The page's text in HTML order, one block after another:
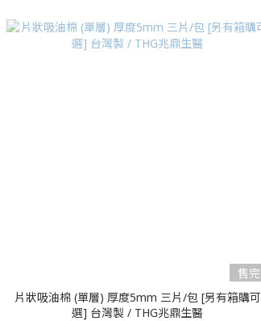
售完
片狀吸油棉 (單層) 厚度5mm 三片/包 [另有箱購可
選] 台灣製 / THG兆鼎生醫